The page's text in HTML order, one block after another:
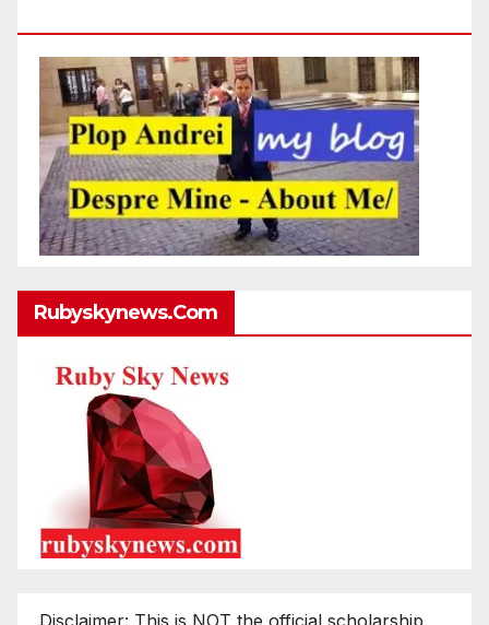
Rubyskynews.com
Disclaimer: This is NOT the official scholarship